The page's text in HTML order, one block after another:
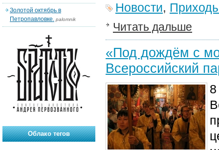
Новости,
Читать дальше
«Под дождём с
Всероссийский
Золотой октябрь в
Петропавловке. palomnik
Облако тегов